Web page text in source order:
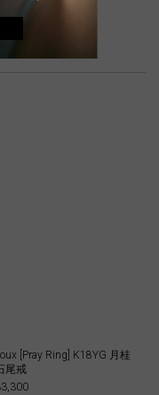
[Pray Ring] K18YG 月桂
尾戒